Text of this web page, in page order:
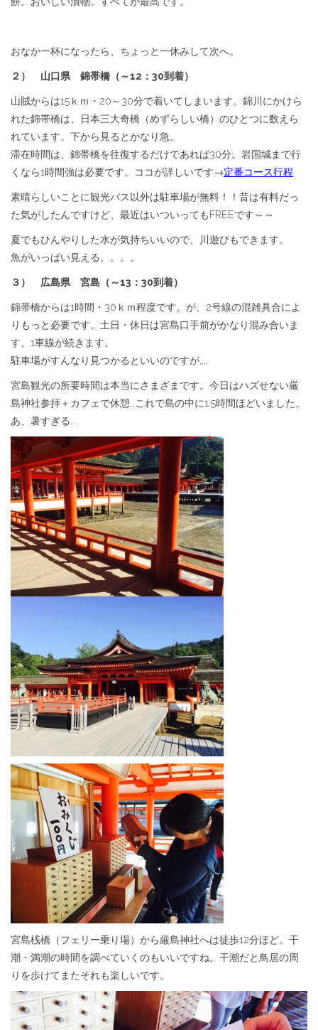
おなか一杯になったら、ちょっと一休みして次へ。
２） 山口県 錦帯橋（～12：30到着）
山賊からは15ｋｍ・20～30分で着いてしまいます。錦川にかけら
れた錦帯橋は、日本三大奇橋（めずらしい橋）のひとつに数えら
れています。下から見るとかなり急。
滞在時間は、錦帯橋を往復するだけであれば30分。岩国城まで行
くなら1時間強は必要です。ココが詳しいです→定番コース行程
素晴らしいことに観光バス以外は駐車場が無料！！昔は有料だっ
た気がしたんですけど、最近はいついってもFREEです～～
夏でもひんやりした水が気持ちいいので、川遊びもできます。
魚がいっぱい見える。。。。
３） 広島県 宮島（～13：30到着）
錦帯橋からは1時間・30ｋｍ程度です。が、2号線の混雑具合によ
りもっと必要です。土日・休日は宮島口手前がかなり混み合いま
す。1車線が続きます。
駐車場がすんなり見つかるといいのですが,,,,
宮島観光の所要時間は本当にさまざまです。今日はハズせない厳
島神社参拝＋カフェで休憩…これで島の中に1.5時間ほどいました。
あ、暑すぎる….
宮島桟橋（フェリー乗り場）から厳島神社へは徒歩12分ほど。干
潮・満潮の時間を調べていくのもいいですね。干潮だと鳥居の周
りを歩けてまたそれも楽しいです。